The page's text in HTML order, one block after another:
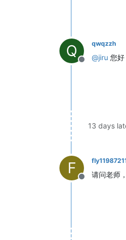
Q
Offline
qwqzzh
@jiru 您好
13 days
F
Offline
请问老师